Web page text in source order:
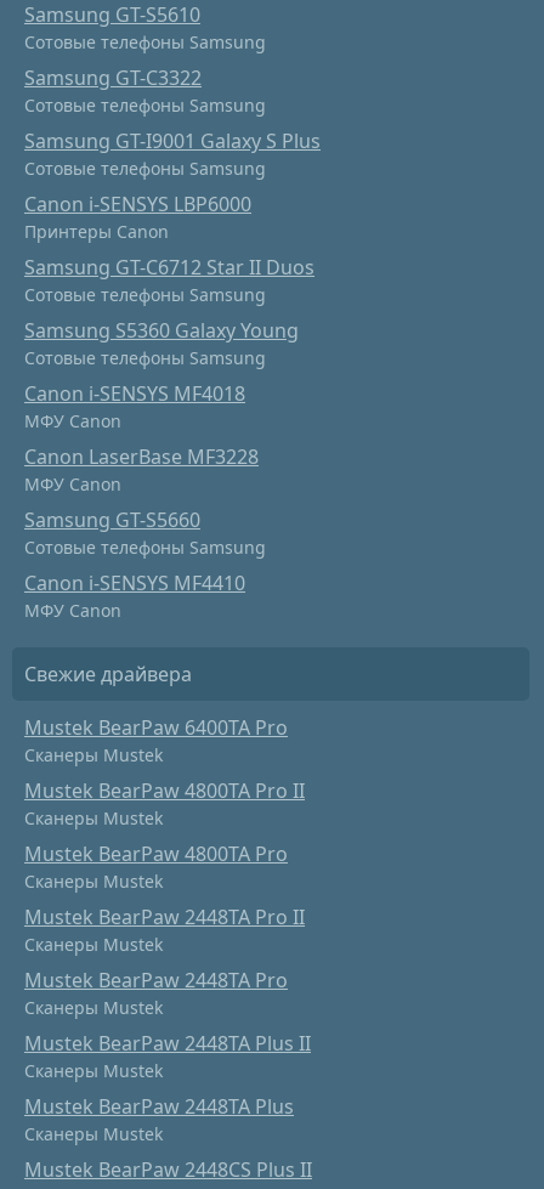
Samsung GT-S5610
Сотовые телефоны Samsung
Samsung GT-C3322
Сотовые телефоны Samsung
Samsung GT-I9001 Galaxy S Plus
Сотовые телефоны Samsung
Canon i-SENSYS LBP6000
Принтеры Canon
Samsung GT-C6712 Star II Duos
Сотовые телефоны Samsung
Samsung S5360 Galaxy Young
Сотовые телефоны Samsung
Canon i-SENSYS MF4018
МФУ Canon
Canon LaserBase MF3228
МФУ Canon
Samsung GT-S5660
Сотовые телефоны Samsung
Canon i-SENSYS MF4410
МФУ Canon
Свежие драйвера
Mustek BearPaw 6400TA Pro
Сканеры Mustek
Mustek BearPaw 4800TA Pro II
Сканеры Mustek
Mustek BearPaw 4800TA Pro
Сканеры Mustek
Mustek BearPaw 2448TA Pro II
Сканеры Mustek
Mustek BearPaw 2448TA Pro
Сканеры Mustek
Mustek BearPaw 2448TA Plus II
Сканеры Mustek
Mustek BearPaw 2448TA Plus
Сканеры Mustek
Mustek BearPaw 2448CS Plus II